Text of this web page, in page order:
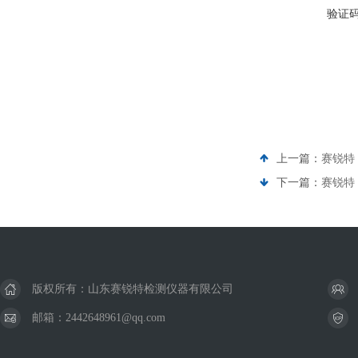
验证
上一篇： 赛锐特
下一篇： 赛锐特
版权所有：山东赛锐特检测仪器有限公司
邮箱：2442648961@qq.com